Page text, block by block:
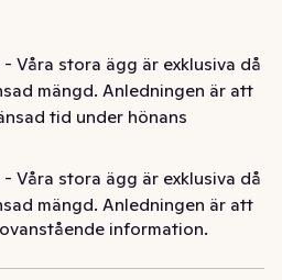
- Våra stora ägg är exklusiva då
mängd. Anledningen är att
tid under hönans
- Våra stora ägg är exklusiva då
mängd. Anledningen är att
tid under hönans
information.